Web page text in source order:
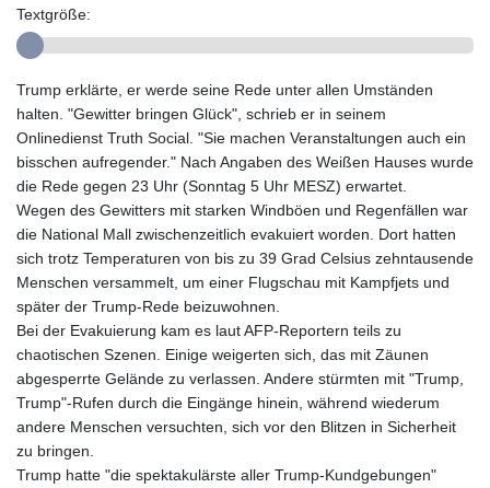
Textgröße:
Trump erklärte, er werde seine Rede unter allen Umständen
halten. "Gewitter bringen Glück", schrieb er in seinem
Onlinedienst Truth Social. "Sie machen Veranstaltungen auch ein
bisschen aufregender." Nach Angaben des Weißen Hauses wurde
die Rede gegen 23 Uhr (Sonntag 5 Uhr MESZ) erwartet.
Wegen des Gewitters mit starken Windböen und Regenfällen war
die National Mall zwischenzeitlich evakuiert worden. Dort hatten
sich trotz Temperaturen von bis zu 39 Grad Celsius zehntausende
Menschen versammelt, um einer Flugschau mit Kampfjets und
später der Trump-Rede beizuwohnen.
Bei der Evakuierung kam es laut AFP-Reportern teils zu
chaotischen Szenen. Einige weigerten sich, das mit Zäunen
abgesperrte Gelände zu verlassen. Andere stürmten mit "Trump,
Trump"-Rufen durch die Eingänge hinein, während wiederum
andere Menschen versuchten, sich vor den Blitzen in Sicherheit
zu bringen.
Trump hatte "die spektakulärste aller Trump-Kundgebungen"